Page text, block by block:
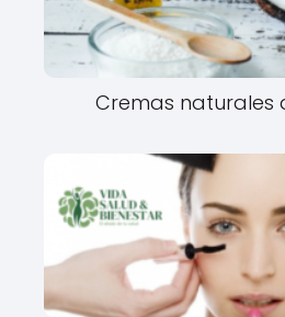
Cremas naturales